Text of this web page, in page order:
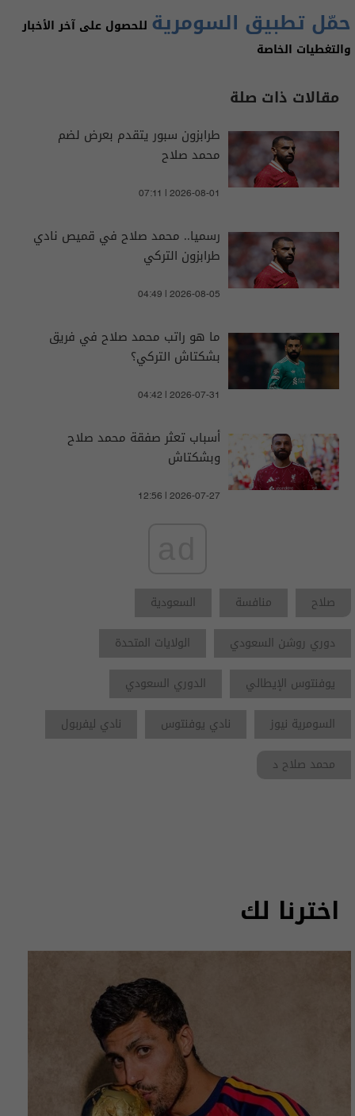
حمّل تطبيق السومرية للحصول على آخر الأخبار
والتغطيات الخاصة
مقالات ذات صلة
طرابزون سبور يتقدم بعرض لضم
محمد صلاح
07:11 | 2026-08-01
رسميا.. محمد صلاح في قميص نادي
طرابزون التركي
04:49 | 2026-08-05
ما هو راتب محمد صلاح في فريق
بشكتاش التركي؟
04:42 | 2026-07-31
أسباب تعثر صفقة محمد صلاح
وبشكتاش
12:56 | 2026-07-27
صلاح منافسة
السعودية
دوري روشن السعودي
الولايات المتحدة
يوفنتوس الإيطالي
الدوري السعودي
السومرية نيوز
نادي يوفنتوس
نادي ليفربول
محمد صلاح د
اخترنا لك